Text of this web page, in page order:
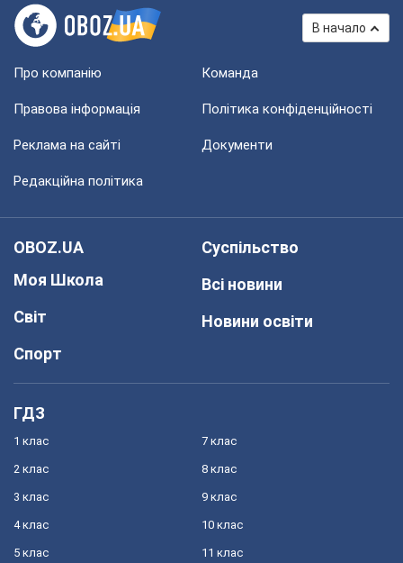
В начало
Про компанію Команда
Правова інформація Політика конфіденційності
Реклама на сайті Документи
Редакційна політика
OBOZ.UA
Моя Школа
Світ
Спорт
Суспільство
Всі новини
Новини освіти
ГДЗ
1 клас
2 клас
3 клас
4 клас
5 клас
7 клас
8 клас
9 клас
10 клас
11 клас